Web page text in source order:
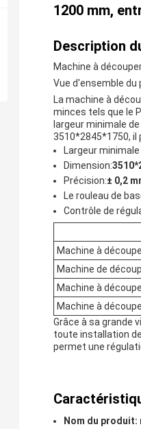
1200 mm,
Description
Machine à
Vue d'ensemble du
La machine à
minces tels que le
largeur minimale
3510*2845*1750,
Largeur
Dimension:
Précision:± 0,2
Le rouleau de
Contrôle de
Machine à
Machine de
Machine à
Machine à
Grâce à sa grande
toute installation
permet une
Nom du